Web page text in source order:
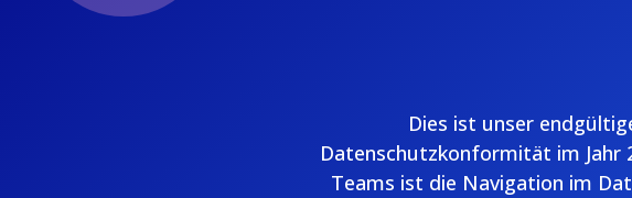
Dies ist unser
Datenschutzkonformität im Jahr
Teams ist die Navigation im